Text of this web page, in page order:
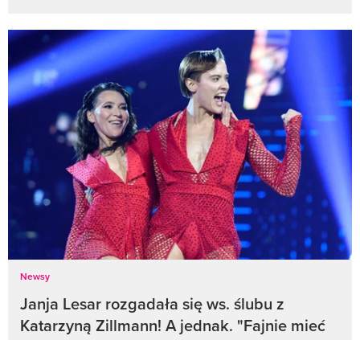
Newsy
Janja Lesar rozgadała się ws. ślubu z
Katarzyną Zillmann! A jednak. "Fajnie mieć